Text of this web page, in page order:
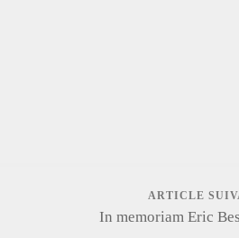
ARTICLE
In memoriam Eric